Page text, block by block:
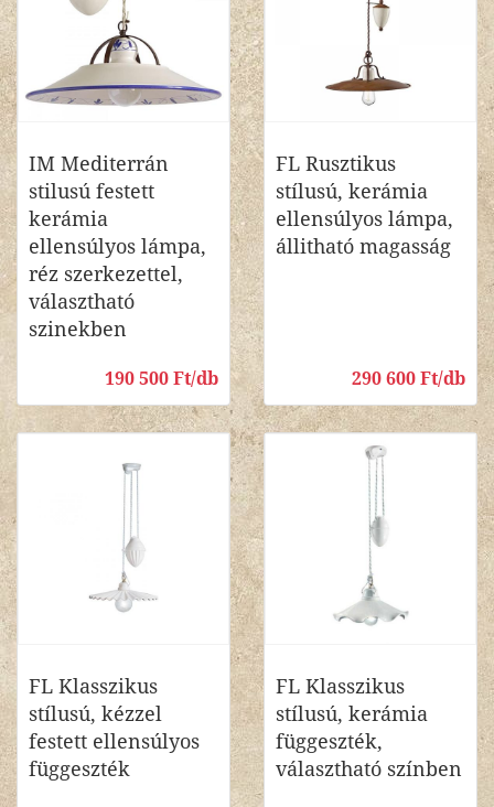
IM Mediterrán
stilusú festett
kerámia
ellensúlyos lámpa,
réz szerkezettel,
választható
szinekben
190 500 Ft/db
FL Rusztikus
stílusú, kerámia
ellensúlyos lámpa,
állitható magasság
290 600 Ft/db
FL Klasszikus
stílusú, kézzel
festett ellensúlyos
függeszték
FL Klasszikus
stílusú, kerámia
függeszték,
választható színben